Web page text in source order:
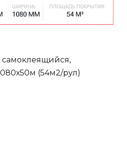
самоклеящийся,
(54м2/рул)